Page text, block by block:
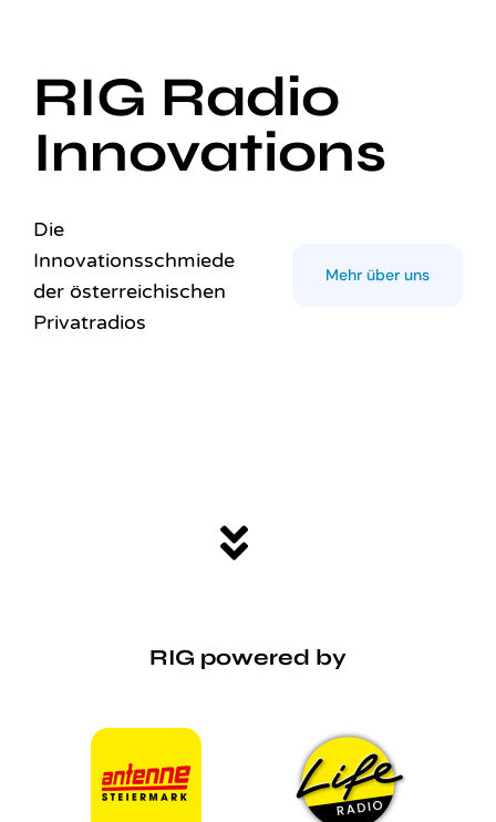
RIG Radio
Innovations
Die
Innovationsschmiede
der österreichischen
Privatradios
Mehr über uns
RIG powered by